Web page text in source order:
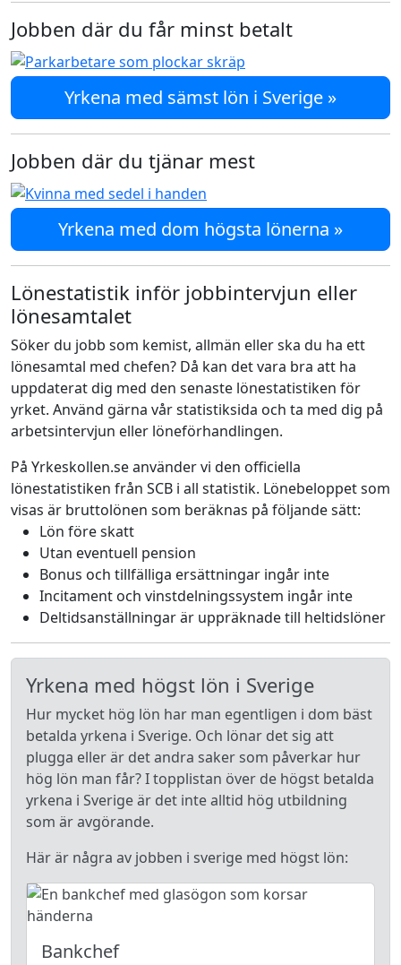
Jobben där du får minst betalt
Yrkena med sämst lön i Sverige »
Jobben där du tjänar mest
Yrkena med dom högsta lönerna »
Lönestatistik inför jobbintervjun eller
lönesamtalet
Söker du jobb som kemist, allmän eller ska du ha ett
lönesamtal med chefen? Då kan det vara bra att ha
uppdaterat dig med den senaste lönestatistiken för
yrket. Använd gärna vår statistiksida och ta med dig på
arbetsintervjun eller löneförhandlingen.
På Yrkeskollen.se använder vi den officiella
lönestatistiken från SCB i all statistik. Lönebeloppet som
visas är bruttolönen som beräknas på följande sätt:
Lön före skatt
Utan eventuell pension
Bonus och tillfälliga ersättningar ingår inte
Incitament och vinstdelningssystem ingår inte
Deltidsanställningar är uppräknade till heltidslöner
Yrkena med högst lön i Sverige
Hur mycket hög lön har man egentligen i dom bäst
betalda yrkena i Sverige. Och lönar det sig att
plugga eller är det andra saker som påverkar hur
hög lön man får? I topplistan över de högst betalda
yrkena i Sverige är det inte alltid hög utbildning
som är avgörande.
Här är några av jobben i sverige med högst lön:
Bankchef